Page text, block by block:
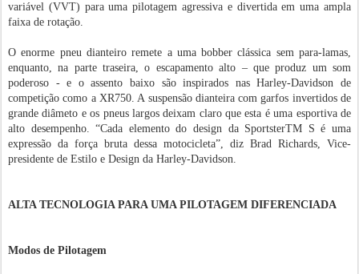
variável (VVT) para uma pilotagem agressiva e divertida em uma ampla
faixa de rotação.
O enorme pneu dianteiro remete a uma bobber clássica sem para-lamas,
enquanto, na parte traseira, o escapamento alto – que produz um som
poderoso - e o assento baixo são inspirados nas Harley-Davidson de
competição como a XR750. A suspensão dianteira com garfos invertidos de
grande diâmeto e os pneus largos deixam claro que esta é uma esportiva de
alto desempenho. “Cada elemento do design da SportsterTM S é uma
expressão da força bruta dessa motocicleta”, diz Brad Richards, Vice-
presidente de Estilo e Design da Harley-Davidson.
ALTA TECNOLOGIA PARA UMA PILOTAGEM DIFERENCIADA
Modos de Pilotagem